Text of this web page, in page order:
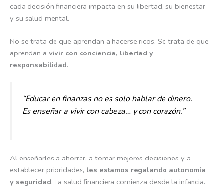
cada decisión financiera impacta en su libertad, su bienestar
y su salud mental.
No se trata de que aprendan a hacerse ricos. Se trata de que
aprendan a vivir con conciencia, libertad y
responsabilidad.
“Educar en finanzas no es solo hablar de dinero.
Es enseñar a vivir con cabeza… y con corazón.”
Al enseñarles a ahorrar, a tomar mejores decisiones y a
establecer prioridades, les estamos regalando autonomía
y seguridad. La salud financiera comienza desde la infancia.